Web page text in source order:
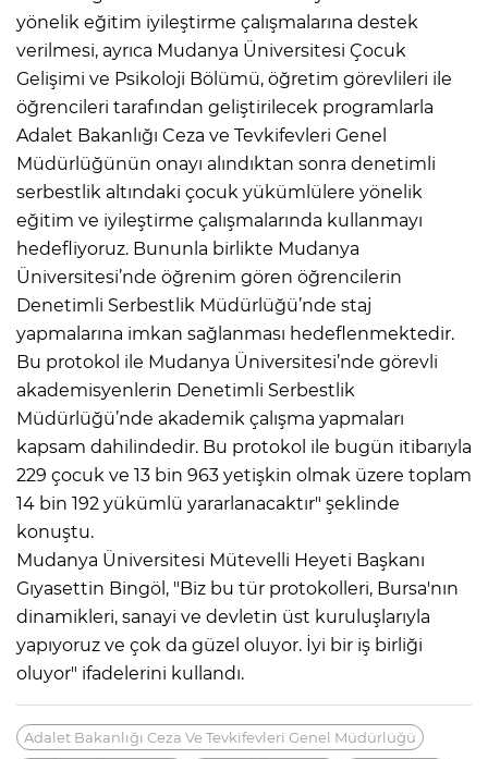
yönelik eğitim iyileştirme çalışmalarına destek
verilmesi, ayrıca Mudanya Üniversitesi Çocuk
Gelişimi ve Psikoloji Bölümü, öğretim görevlileri ile
öğrencileri tarafından geliştirilecek programlarla
Adalet Bakanlığı Ceza ve Tevkifevleri Genel
Müdürlüğünün onayı alındıktan sonra denetimli
serbestlik altındaki çocuk yükümlülere yönelik
eğitim ve iyileştirme çalışmalarında kullanmayı
hedefliyoruz. Bununla birlikte Mudanya
Üniversitesi’nde öğrenim gören öğrencilerin
Denetimli Serbestlik Müdürlüğü’nde staj
yapmalarına imkan sağlanması hedeflenmektedir.
Bu protokol ile Mudanya Üniversitesi’nde görevli
akademisyenlerin Denetimli Serbestlik
Müdürlüğü’nde akademik çalışma yapmaları
kapsam dahilindedir. Bu protokol ile bugün itibarıyla
229 çocuk ve 13 bin 963 yetişkin olmak üzere toplam
14 bin 192 yükümlü yararlanacaktır" şeklinde
konuştu.
Mudanya Üniversitesi Mütevelli Heyeti Başkanı
Gıyasettin Bingöl, "Biz bu tür protokolleri, Bursa'nın
dinamikleri, sanayi ve devletin üst kuruluşlarıyla
yapıyoruz ve çok da güzel oluyor. İyi bir iş birliği
oluyor" ifadelerini kullandı.
Adalet Bakanlığı Ceza Ve Tevkifevleri Genel Müdürlüğü